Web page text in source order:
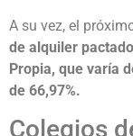
A su vez, el
de alquiler
Propia, que varía
de 66,97%.
Colegios